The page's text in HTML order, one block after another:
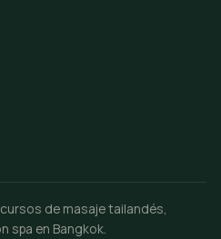
de masaje tailandés,
spa en Bangkok.